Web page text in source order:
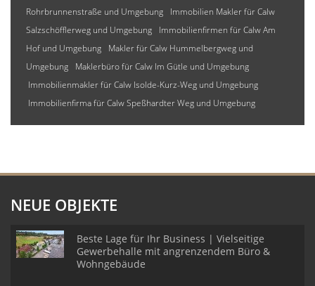
Rohrbrunnenstraße und Umgebung
Immobilien Makler für Calw
Salzschöfflerweg und Umgebung
Immobilienfirmen für Calw Am
Hof und Umgebung
Makler für Calw Hummelbergweg und
Umgebung
Maklerbüro für Calw Im Gütle und Umgebung
Immobilienmakler für Calw Isolde-Kurz-Weg und Umgebung
Immobilienfirma für Calw Speßhardter Weg und Umgebung
NEUE OBJEKTE
Beste Lage für Ihr Business | Vielseitige
Gewerbehalle mit angrenzendem Büro &
Wohngebäude